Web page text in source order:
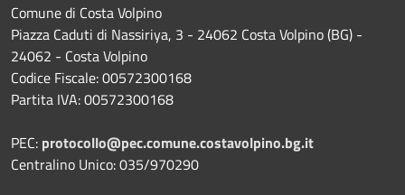
Comune di Costa Volpino
Piazza Caduti di Nassiriya, 3 - 24062 Costa Volpino (BG) -
24062 - Costa Volpino
Codice Fiscale: 00572300168
Partita IVA: 00572300168
PEC: protocollo@pec.comune.costavolpino.bg.it
Centralino Unico: 035/970290